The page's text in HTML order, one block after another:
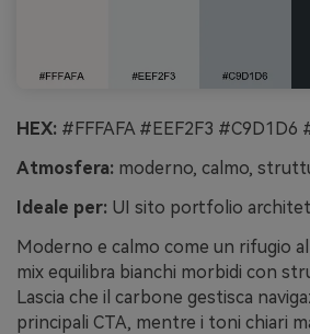
HEX: #FFFAFA #EEF2F3 #C9D1D6
Atmosfera: moderno, calmo,
Ideale per: UI sito portfolio
Moderno e calmo come un rifugio
mix equilibra bianchi morbidi con
Lascia che il carbone gestisca
principali CTA, mentre i toni chiari